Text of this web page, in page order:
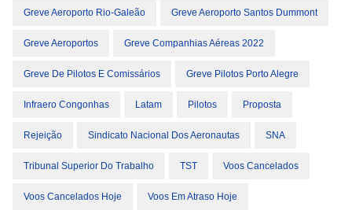
Greve Aeroporto Rio-Galeão Greve Aeroporto Santos Dummont
Greve Aeroportos Greve Companhias Aéreas 2022
Greve De Pilotos E Comissários Greve Pilotos Porto Alegre
Infraero Congonhas Latam Pilotos Proposta
Rejeição Sindicato Nacional Dos Aeronautas SNA
Tribunal Superior Do Trabalho TST Voos Cancelados
Voos Cancelados Hoje Voos Em Atraso Hoje